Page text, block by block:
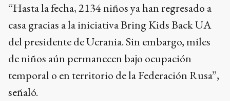
“Hasta la fecha, 2134 niños ya han regresado a
casa gracias a la iniciativa Bring Kids Back UA
del presidente de Ucrania. Sin embargo, miles
de niños aún permanecen bajo ocupación
temporal o en territorio de la Federación Rusa”,
señaló.